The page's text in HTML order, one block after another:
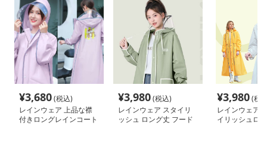
¥3,680(税込)
レインウェア 上品な襟
付きロングレインコート
¥3,980(税込)
レインウェア スタイリ
ッシュ ロング丈 フード
¥3,980(税
レインウェア
イリッシュロ